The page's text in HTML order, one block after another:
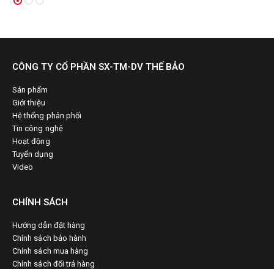
CÔNG TY CỔ PHẦN SX-TM-DV THẾ BẢO
Sản phẩm
Giới thiệu
Hệ thống phân phối
Tin công nghệ
Hoạt động
Tuyển dụng
Video
CHÍNH SÁCH
Hướng dẫn đặt hàng
Chính sách bảo hành
Chính sách mua hàng
Chính sách đổi trả hàng